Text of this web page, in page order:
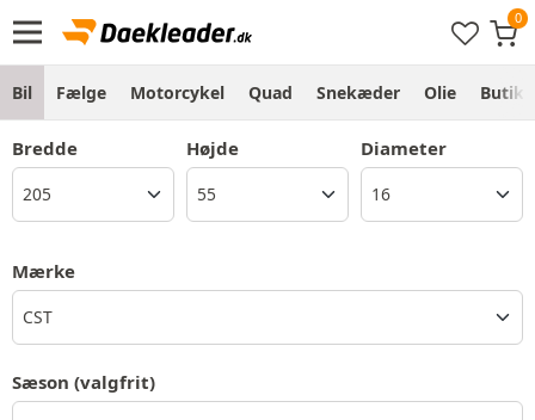
Bil Fælge Motorcykel Quad Snekæder Olie Butik
Bredde Højde Diameter
Mærke
CST
Sæson (valgfrit)